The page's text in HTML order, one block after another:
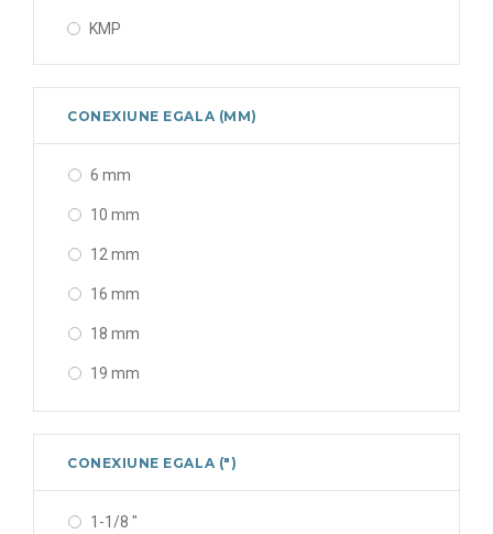
KMP
CONEXIUNE EGALA (MM)
6 mm
10 mm
12 mm
16 mm
18 mm
19 mm
22 mm
CONEXIUNE EGALA (")
1-1/8 "